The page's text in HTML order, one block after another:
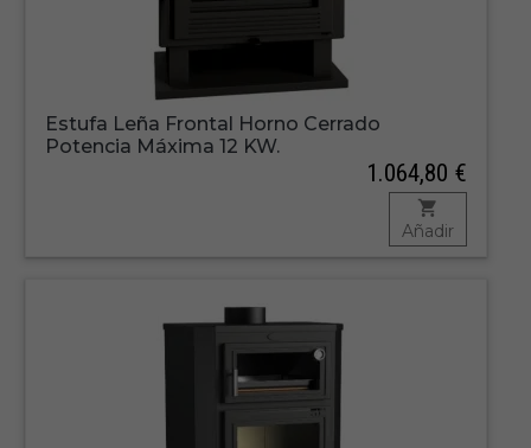
Estufa Leña Frontal Horno Cerrado
Potencia Máxima 12 KW.
1.064,80 €
Añadir